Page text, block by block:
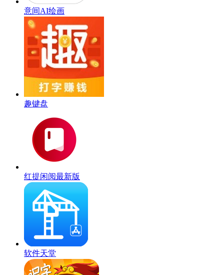
意间AI绘画
趣键盘
红提闲阅最新版
软件天堂